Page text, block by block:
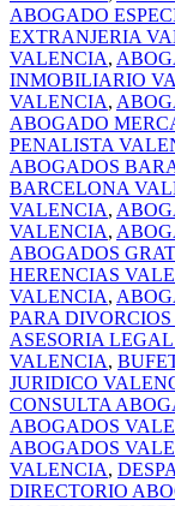
ABOGADO
EXTRANJERIA
VALENCIA,
INMOBILIARIO
VALENCIA,
ABOGADO
PENALISTA
ABOGADOS
BARCELONA
VALENCIA,
VALENCIA,
ABOGADOS
HERENCIAS
VALENCIA,
PARA
ASESORIA
VALENCIA,
JURIDICO
CONSULTA
ABOGADOS
ABOGADOS
VALENCIA,
DIRECTORIO